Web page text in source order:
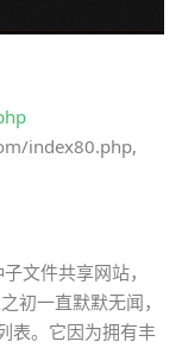
index80.php,
文件共享网站，
初一直默默无闻，
表。它因为拥有丰